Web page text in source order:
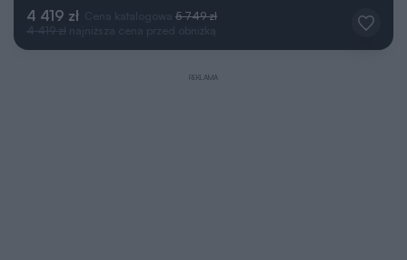
4 419 zł Cena katalogowa 5 749 zł
4 419 zł najniższa cena przed obniżką
REKLAMA